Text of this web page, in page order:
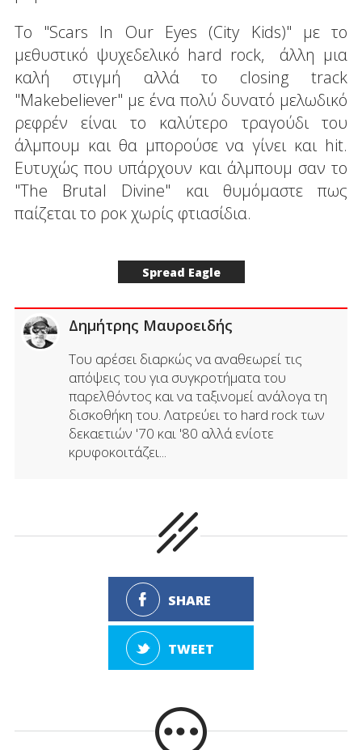
Το "Scars In Our Eyes (City Kids)" με το
μεθυστικό ψυχεδελικό hard rock, άλλη μια
καλή στιγμή αλλά το closing track
"Makebeliever" με ένα πολύ δυνατό μελωδικό
ρεφρέν είναι το καλύτερο τραγούδι του
άλμπουμ και θα μπορούσε να γίνει και hit.
Ευτυχώς που υπάρχουν και άλμπουμ σαν το
"The Brutal Divine" και θυμόμαστε πως
παίζεται το ροκ χωρίς φτιασίδια.
Spread Eagle
Δημήτρης Μαυροειδής
Του αρέσει διαρκώς να αναθεωρεί τις
απόψεις του για συγκροτήματα του
παρελθόντος και να ταξινομεί ανάλογα τη
δισκοθήκη του. Λατρεύει το hard rock των
δεκαετιών '70 και '80 αλλά ενίοτε
κρυφοκοιτάζει...
SHARE
TWEET